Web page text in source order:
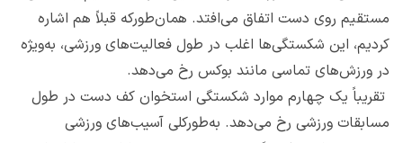
مستقیم روی دست اتفاق می‌افتد. همان‌طورکه قبلاً هم اشاره
کردیم، این شکستگی‌ها اغلب در طول فعالیت‌های ورزشی، به‌ویژه
در ورزش‌های تماسی مانند بوکس رخ می‌دهد.
تقریباً یک چهارم موارد شکستگی استخوان کف دست در طول
مسابقات ورزشی رخ می‌دهد. به‌طورکلی آسیب‌های ورزشی